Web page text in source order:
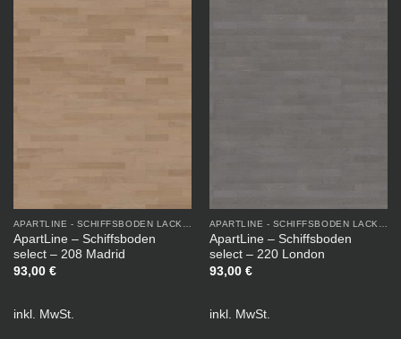
ApartLine – Schiffsboden
select – 208 Madrid
93,00 €
inkl. MwSt.
ApartLine – Schiffsboden
select – 220 London
93,00 €
inkl. MwSt.